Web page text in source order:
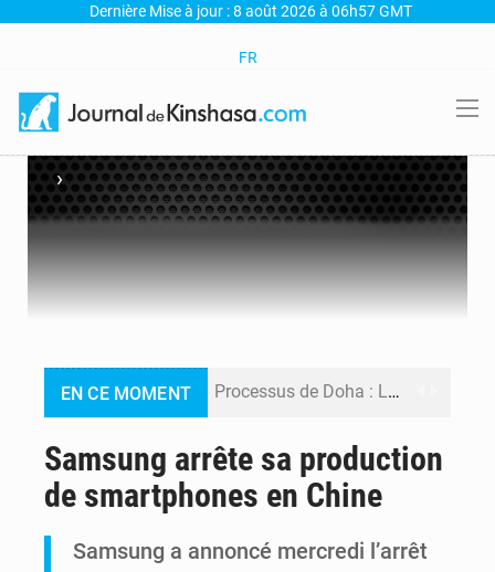
Dernière Mise à jour : 8 août 2026 à 06h57 GMT
FR
›
EN CE MOMENT Processus de Doha : La RDC libère 15 prisonniers et réaffirme sa détermination à respecter ses engagements
Samsung arrête sa production
de smartphones en Chine
Samsung a annoncé mercredi l’arrêt